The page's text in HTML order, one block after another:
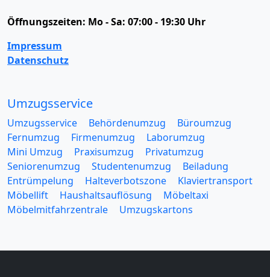
Öffnungszeiten: Mo - Sa: 07:00 - 19:30 Uhr
Impressum
Datenschutz
Umzugsservice
Umzugsservice Behördenumzug
Büroumzug
Fernumzug
Firmenumzug
Laborumzug
Mini Umzug
Praxisumzug
Privatumzug
Seniorenumzug
Studentenumzug
Beiladung
Entrümpelung
Halteverbotszone
Klaviertransport
Möbellift
Haushaltsauflösung
Möbeltaxi
Möbelmitfahrzentrale
Umzugskartons